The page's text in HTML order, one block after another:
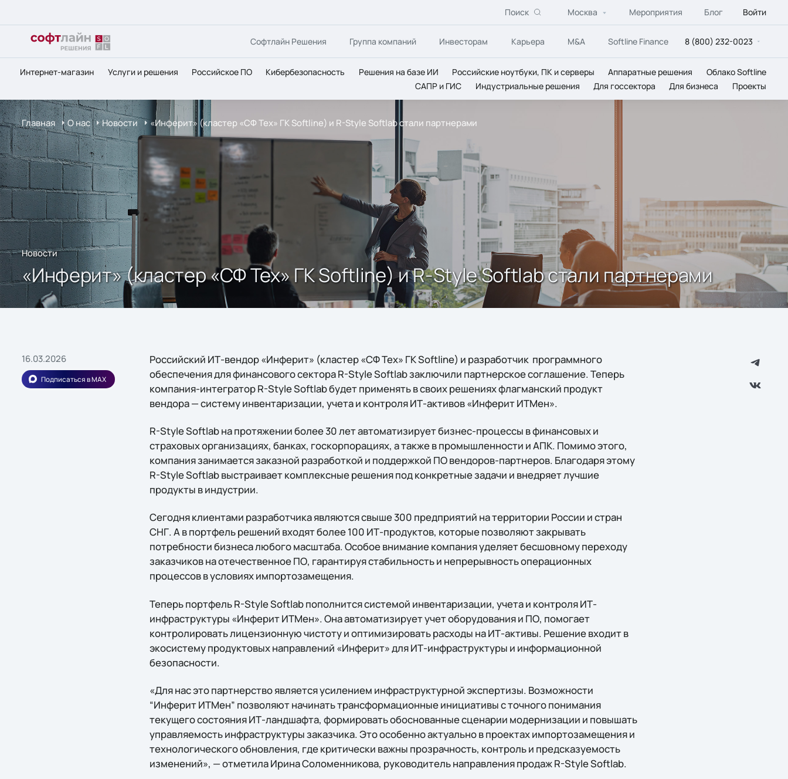
Поиск Москва Мероприятия Блог Войти
Софтлайн Решения Группа компаний Инвесторам Карьера M&A Softline Finance 8 (800) 232-0023
Интернет-магазин Услуги и решения Российское ПО Кибербезопасность Решения на базе ИИ Российские ноутбуки, ПК и серверы Аппаратные решения
Облако Softline
САПР и ГИС
Индустриальные решения Для госсектора Для бизнеса Проекты
Главная О нас Новости «Инферит» (кластер «СФ Тех» ГК Softline) и R-Style Softlab стали партнерами
Новости
«Инферит» (кластер «СФ Тех» ГК Softline) и R-Style Softlab стали партнерами
16.03.2026
Подписаться в MAX
Российский ИТ-вендор «Инферит» (кластер «СФ Тех» ГК Softline) и разработчик программного
обеспечения для финансового сектора R-Style Softlab заключили партнерское соглашение. Теперь
компания-интегратор R-Style Softlab будет применять в своих решениях флагманский продукт
вендора — систему инвентаризации, учета и контроля ИТ-активов «Инферит ИТМен».
R-Style Softlab на протяжении более 30 лет автоматизирует бизнес-процессы в финансовых и
страховых организациях, банках, госкорпорациях, а также в промышленности и АПК. Помимо этого,
компания занимается заказной разработкой и поддержкой ПО вендоров-партнеров. Благодаря этому
R-Style Softlab выстраивает комплексные решения под конкретные задачи и внедряет лучшие
продукты в индустрии.
Сегодня клиентами разработчика являются свыше 300 предприятий на территории России и стран
СНГ. А в портфель решений входят более 100 ИТ-продуктов, которые позволяют закрывать
потребности бизнеса любого масштаба. Особое внимание компания уделяет бесшовному переходу
заказчиков на отечественное ПО, гарантируя стабильность и непрерывность операционных
процессов в условиях импортозамещения.
Теперь портфель R-Style Softlab пополнится системой инвентаризации, учета и контроля ИТ-
инфраструктуры «Инферит ИТМен». Она автоматизирует учет оборудования и ПО, помогает
контролировать лицензионную чистоту и оптимизировать расходы на ИТ-активы. Решение входит в
экосистему продуктовых направлений «Инферит» для ИТ-инфраструктуры и информационной
безопасности.
«Для нас это партнерство является усилением инфраструктурной экспертизы. Возможности
“Инферит ИТМен” позволяют начинать трансформационные инициативы с точного понимания
текущего состояния ИТ-ландшафта, формировать обоснованные сценарии модернизации и повышать
управляемость инфраструктуры заказчика. Это особенно актуально в проектах импортозамещения и
технологического обновления, где критически важны прозрачность, контроль и предсказуемость
изменений», — отметила Ирина Соломенникова, руководитель направления продаж R-Style Softlab.